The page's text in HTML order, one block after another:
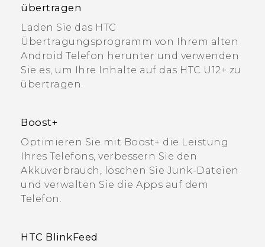
übertragen
Laden Sie das HTC
Übertragungsprogramm von Ihrem alten
Android Telefon herunter und verwenden
Sie es, um Ihre Inhalte auf das HTC U12+‍ zu
übertragen.
Boost+
Optimieren Sie mit Boost+ die Leistung
Ihres Telefons, verbessern Sie den
Akkuverbrauch, löschen Sie Junk-Dateien
und verwalten Sie die Apps auf dem
Telefon.
HTC BlinkFeed